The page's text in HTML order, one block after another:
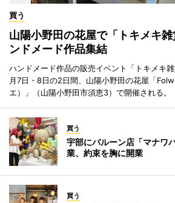
買う
山陽小野田の花屋で「トキメキ
ンドメード作品集結
ハンドメード作品の販売イベント「トキメキ
月7日・8日の2日間、山陽小野田の花屋「
エ）」（山陽小野田市須恵3）で開催される。
買う
宇部にバルーン店「マナ
業、約束を胸に開業
買う